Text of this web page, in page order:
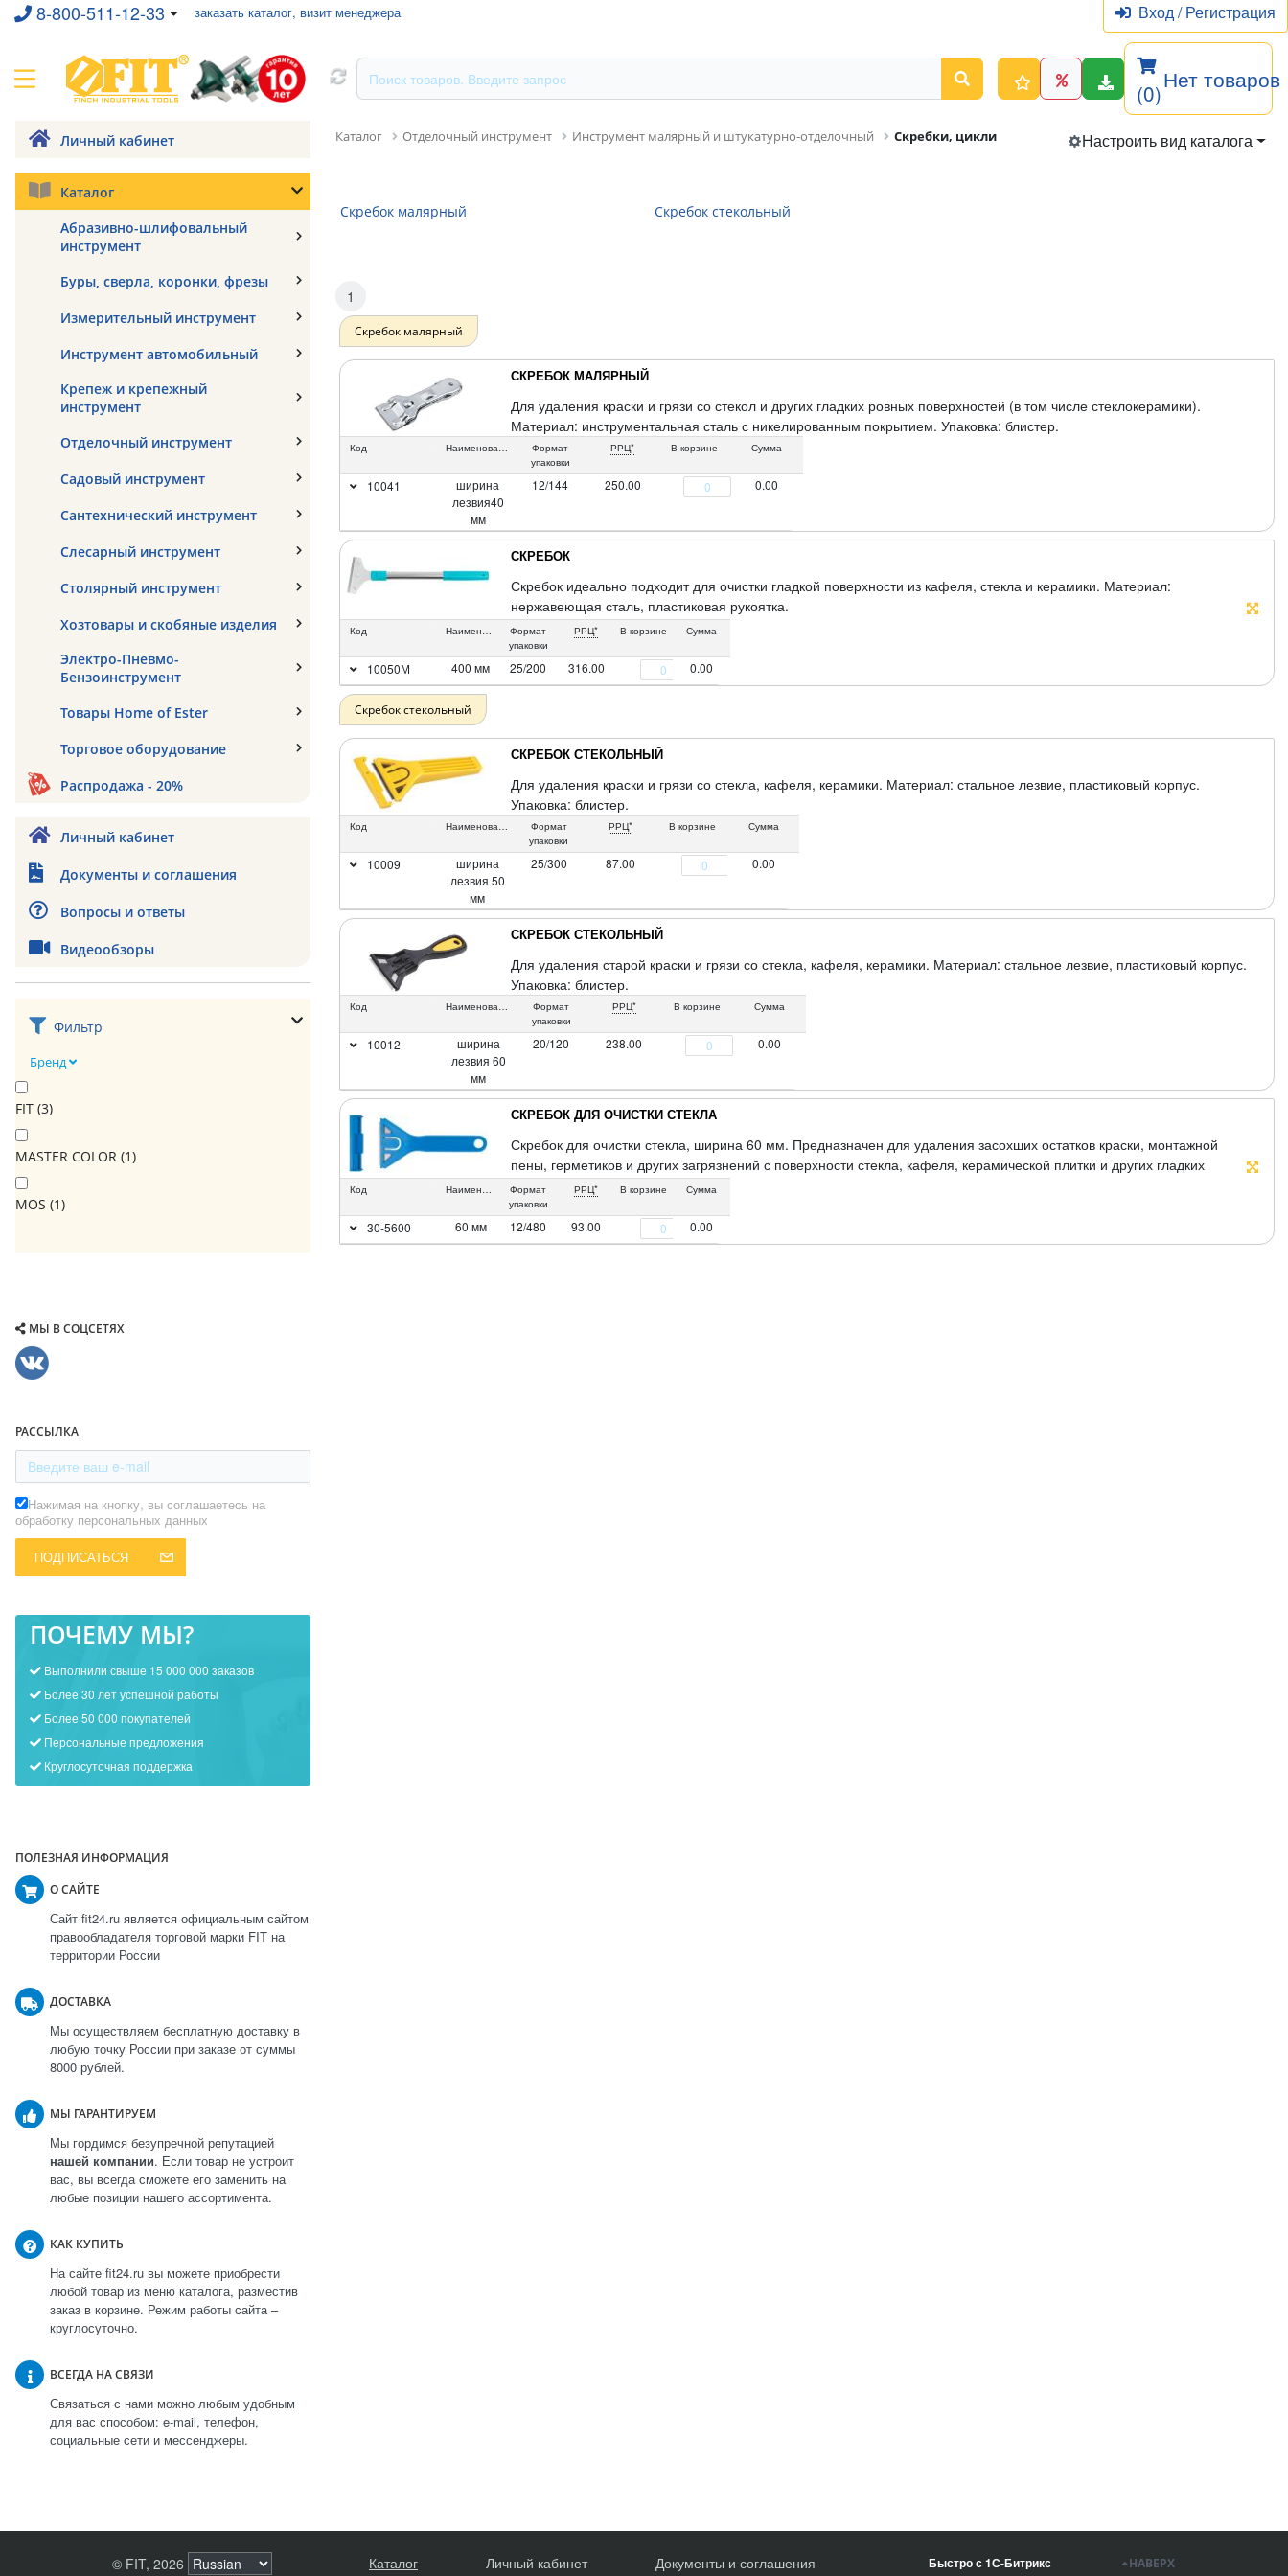
8-800-511-12-33 заказать каталог, визит менеджера Вход/Регистрация
(0)Нет товаров
Личный кабинет
Каталог
Абразивно-шлифовальный
инструмент
Буры, сверла, коронки, фрезы
Измерительный инструмент
Инструмент автомобильный
Крепеж и крепежный
инструмент
Отделочный инструмент
Садовый инструмент
Сантехнический инструмент
Слесарный инструмент
Столярный инструмент
Хозтовары и скобяные изделия
Электро-Пневмо-
Бензоинструмент
Товары Home of Ester
Торговое оборудование
Распродажа - 20%
Личный кабинет
Документы и соглашения
Вопросы и ответы
Видеообзоры
Фильтр
Бренд
FIT (3)
MASTER COLOR (1)
MOS (1)
МЫ В СОЦСЕТЯХ
РАССЫЛКА
Нажимая на кнопку, вы соглашаетесь на
обработку персональных данных
ПОДПИСАТЬСЯ
ПОЧЕМУ МЫ?
Выполнили свыше 15 000 000 заказов
Более 30 лет успешной работы
Более 50 000 покупателей
Персональные предложения
Круглосуточная поддержка
ПОЛЕЗНАЯ ИНФОРМАЦИЯ
О САЙТЕ
Сайт fit24.ru является официальным сайтом
правообладателя торговой марки FIT на
территории России
ДОСТАВКА
Мы осуществляем бесплатную доставку в
любую точку России при заказе от суммы
8000 рублей.
МЫ ГАРАНТИРУЕМ
Мы гордимся безупречной репутацией
нашей компании. Если товар не устроит
вас, вы всегда сможете его заменить на
любые позиции нашего ассортимента.
КАК КУПИТЬ
На сайте fit24.ru вы можете приобрести
любой товар из меню каталога, разместив
заказ в корзине. Режим работы сайта –
круглосуточно.
ВСЕГДА НА СВЯЗИ
Связаться с нами можно любым удобным
для вас способом: e-mail, телефон,
социальные сети и мессенджеры.
Каталог Отделочный инструмент Инструмент малярный и штукатурно-отделочный Скребки, цикли Настроить вид каталога
Скребок малярный Скребок стекольный
1
Скребок малярный
СКРЕБОК МАЛЯРНЫЙ
Для удаления краски и грязи со стекол и других гладких ровных поверхностей (в том числе стеклокерамики).
Материал: инструментальная сталь с никелированным покрытием. Упаковка: блистер.
Код Наименование
Формат
упаковки
РРЦ* В корзине Сумма
10041
ширина
лезвия40
мм
12/144 250.00 0.00
СКРЕБОК
Скребок идеально подходит для очистки гладкой поверхности из кафеля, стекла и керамики. Материал:
нержавеющая сталь, пластиковая рукоятка.
Упаковка: картонный подвес.
Код Наименование
Формат
упаковки
РРЦ* В корзине Сумма
10050М 400 мм 25/200 316.00 0.00
Скребок стекольный
СКРЕБОК СТЕКОЛЬНЫЙ
Для удаления краски и грязи со стекла, кафеля, керамики. Материал: стальное лезвие, пластиковый корпус.
Упаковка: блистер.
Код Наименование
Формат
упаковки
РРЦ* В корзине Сумма
10009
ширина
лезвия 50
мм
25/300 87.00 0.00
СКРЕБОК СТЕКОЛЬНЫЙ
Для удаления старой краски и грязи со стекла, кафеля, керамики. Материал: стальное лезвие, пластиковый корпус.
Упаковка: блистер.
Код Наименование
Формат
упаковки
РРЦ* В корзине Сумма
10012
ширина
лезвия 60
мм
20/120 238.00 0.00
СКРЕБОК ДЛЯ ОЧИСТКИ СТЕКЛА
Скребок для очистки стекла, ширина 60 мм. Предназначен для удаления засохших остатков краски, монтажной
пены, герметиков и других загрязнений с поверхности стекла, кафеля, керамической плитки и других гладких
поверхностей. Корпус из ударопрочного пластика. Съемное лезвия, изготовлено из высокоуглеродистой стали.
Код Наименование
Формат
упаковки
РРЦ* В корзине Сумма
30-5600 60 мм 12/480 93.00 0.00
© FIT, 2026 Каталог Личный кабинет Документы и соглашения Быстро с 1С-Битрикс НАВЕРХ